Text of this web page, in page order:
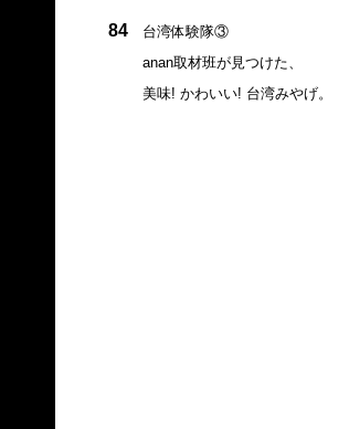
84
台湾体験隊③
anan取材班が見つけた、
美味! かわいい! 台湾みやげ。